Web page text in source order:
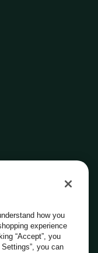
how you
experience
“Accept”, you
you can